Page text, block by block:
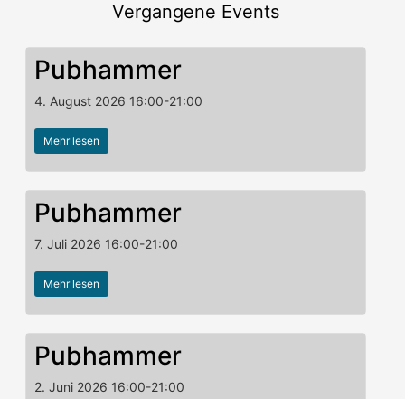
Vergangene Events
Pubhammer
4. August 2026 16:00-21:00
Mehr lesen
Pubhammer
7. Juli 2026 16:00-21:00
Mehr lesen
Pubhammer
2. Juni 2026 16:00-21:00